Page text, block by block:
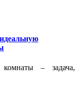
– задача,